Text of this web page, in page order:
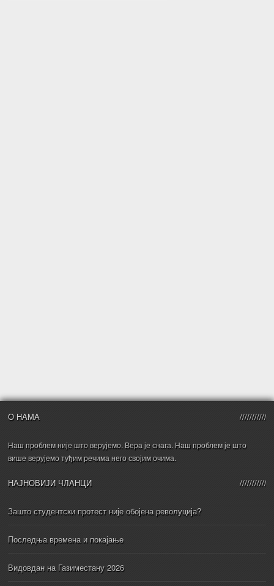
О НАМА
Наш проблем није што верујемо. Вера је снага. Наш проблем је што
више верујемо туђим речима него својим очима.
НАЈНОВИЈИ ЧЛАНЦИ
Зашто студентски протест није обојена револуција?
Последња времена и покајање
Видовдан на Газиместану 2026